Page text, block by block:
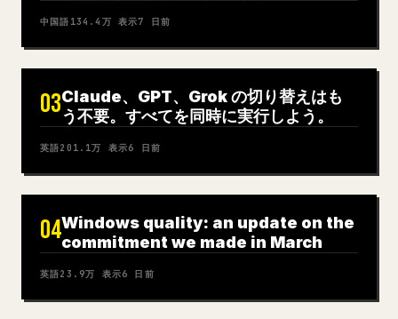
中国語 134.4万 表示7 日前
03Claude、GPT、Grok の切り替えはも
う不要。すべてを同時に実行しよう。
英語201.1万 表示6 日前
04Windows quality: an update on the
commitment we made in March
英語23.9万 表示6 日前